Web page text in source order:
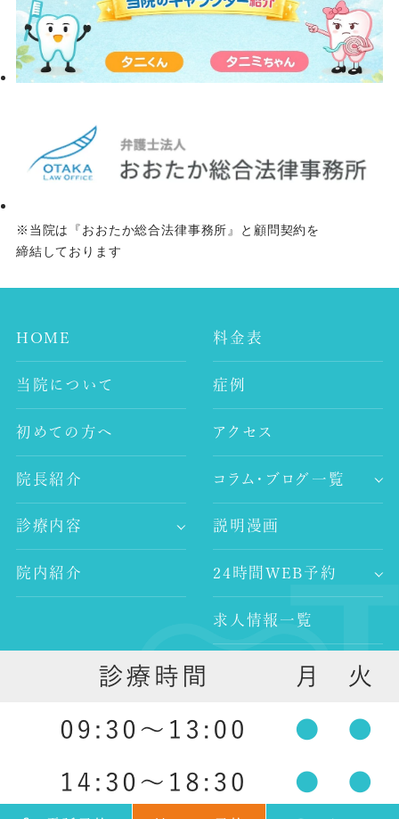
※当院は『おおたか総合法律事務所』と顧問契約を
締結しております
HOME
当院について
初めての方へ
院長紹介
診療内容
-歯が痛い
-入れ歯治療
院内紹介
料金表
症例
アクセス
コラム・ブログ一覧
-歯科コラム
-院長ブログ
説明漫画
24時間WEB予約
求人情報一覧
-歯科衛生士求人
祖師ヶ谷大蔵の歯医者 ｜ 谷村歯科医院 祖師ヶ谷大蔵